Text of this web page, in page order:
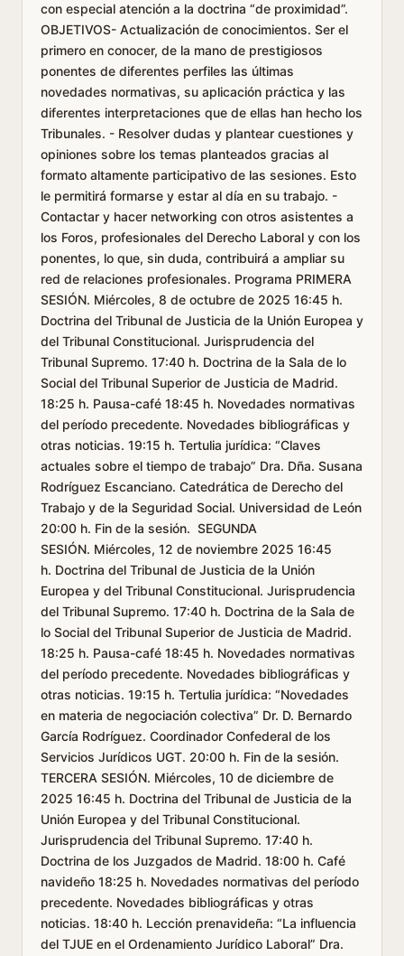
con especial atención a la doctrina “de proximidad”.
OBJETIVOS- Actualización de conocimientos. Ser el
primero en conocer, de la mano de prestigiosos
ponentes de diferentes perfiles las últimas
novedades normativas, su aplicación práctica y las
diferentes interpretaciones que de ellas han hecho los
Tribunales. - Resolver dudas y plantear cuestiones y
opiniones sobre los temas planteados gracias al
formato altamente participativo de las sesiones. Esto
le permitirá formarse y estar al día en su trabajo. -
Contactar y hacer networking con otros asistentes a
los Foros, profesionales del Derecho Laboral y con los
ponentes, lo que, sin duda, contribuirá a ampliar su
red de relaciones profesionales. Programa PRIMERA
SESIÓN. Miércoles, 8 de octubre de 2025 16:45 h.
Doctrina del Tribunal de Justicia de la Unión Europea y
del Tribunal Constitucional. Jurisprudencia del
Tribunal Supremo. 17:40 h. Doctrina de la Sala de lo
Social del Tribunal Superior de Justicia de Madrid.
18:25 h. Pausa-café 18:45 h. Novedades normativas
del período precedente. Novedades bibliográficas y
otras noticias. 19:15 h. Tertulia jurídica: “Claves
actuales sobre el tiempo de trabajo” Dra. Dña. Susana
Rodríguez Escanciano. Catedrática de Derecho del
Trabajo y de la Seguridad Social. Universidad de León
20:00 h. Fin de la sesión. SEGUNDA
SESIÓN. Miércoles, 12 de noviembre 2025 16:45
h. Doctrina del Tribunal de Justicia de la Unión
Europea y del Tribunal Constitucional. Jurisprudencia
del Tribunal Supremo. 17:40 h. Doctrina de la Sala de
lo Social del Tribunal Superior de Justicia de Madrid.
18:25 h. Pausa-café 18:45 h. Novedades normativas
del período precedente. Novedades bibliográficas y
otras noticias. 19:15 h. Tertulia jurídica: “Novedades
en materia de negociación colectiva” Dr. D. Bernardo
García Rodríguez. Coordinador Confederal de los
Servicios Jurídicos UGT. 20:00 h. Fin de la sesión.
TERCERA SESIÓN. Miércoles, 10 de diciembre de
2025 16:45 h. Doctrina del Tribunal de Justicia de la
Unión Europea y del Tribunal Constitucional.
Jurisprudencia del Tribunal Supremo. 17:40 h.
Doctrina de los Juzgados de Madrid. 18:00 h. Café
navideño 18:25 h. Novedades normativas del período
precedente. Novedades bibliográficas y otras
noticias. 18:40 h. Lección prenavideña: “La influencia
del TJUE en el Ordenamiento Jurídico Laboral” Dra.